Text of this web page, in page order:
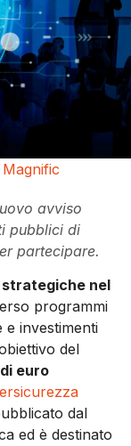
avviso
pubblici di
partecipare.
nel
programmi
e investimenti
del
euro
dal
ed è destinato